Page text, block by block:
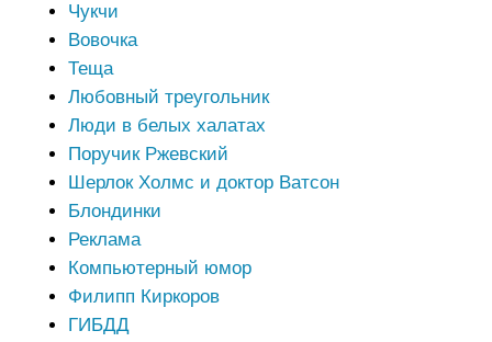
Чукчи
Вовочка
Теща
Любовный треугольник
Люди в белых халатах
Поручик Ржевский
Шерлок Холмс и доктор Ватсон
Блондинки
Реклама
Компьютерный юмор
Филипп Киркоров
ГИБДД